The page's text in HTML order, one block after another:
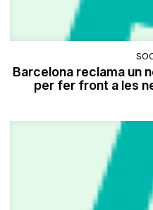
Barcelona reclama un
per fer front a les